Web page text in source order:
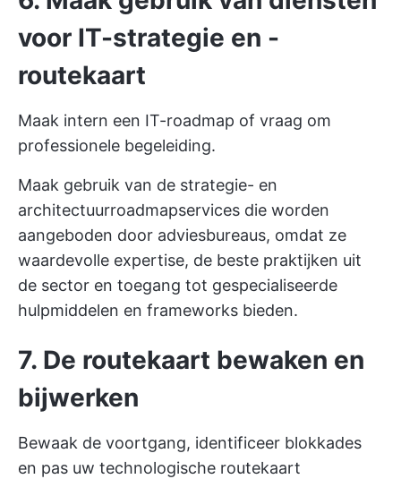
voor IT-strategie en -
routekaart
Maak intern een IT-roadmap of vraag om
professionele begeleiding.
Maak gebruik van de strategie- en
architectuurroadmapservices die worden
aangeboden door adviesbureaus, omdat ze
waardevolle expertise, de beste praktijken uit
de sector en toegang tot gespecialiseerde
hulpmiddelen en frameworks bieden.
7. De routekaart bewaken en
bijwerken
Bewaak de voortgang, identificeer blokkades
en pas uw technologische routekaart